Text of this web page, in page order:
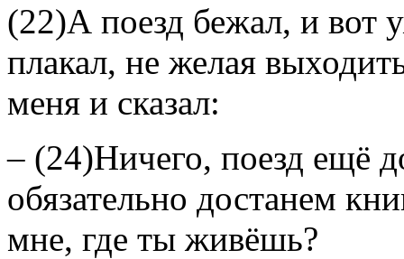
(22)А поезд бежал, и вот
плакал, не желая
меня и сказал:
– (24)Ничего, поезд ещё
обязательно достанем
мне, где ты живёшь?